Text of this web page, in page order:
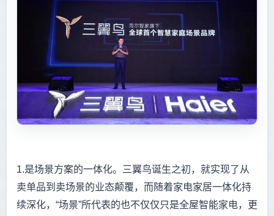
1.是场景方案的一体化。三翼鸟诞生之初，就实现了从
卖单品到卖场景的业态颠覆，而随着家电家居一体化持
续深化，“场景”所代表的也不仅仅只是全屋智能家电，更